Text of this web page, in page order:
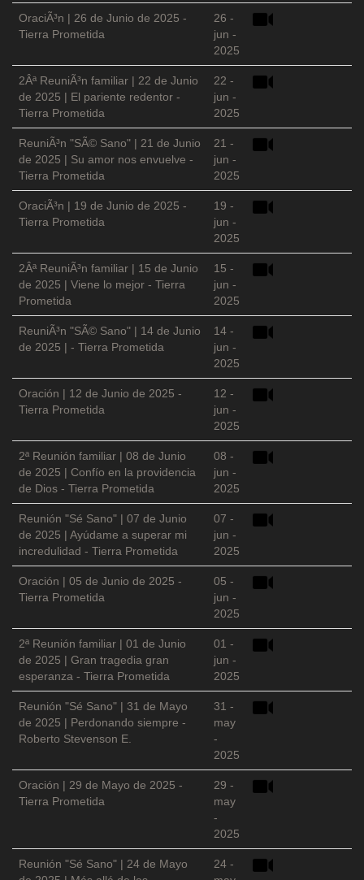
OraciÃ³n | 26 de Junio de 2025 -
Tierra Prometida
26 -
jun -
2025
2Âª ReuniÃ³n familiar | 22 de Junio
de 2025 | El pariente redentor -
Tierra Prometida
22 -
jun -
2025
ReuniÃ³n "SÃ© Sano" | 21 de Junio
de 2025 | Su amor nos envuelve -
Tierra Prometida
21 -
jun -
2025
OraciÃ³n | 19 de Junio de 2025 -
Tierra Prometida
19 -
jun -
2025
2Âª ReuniÃ³n familiar | 15 de Junio
de 2025 | Viene lo mejor - Tierra
Prometida
15 -
jun -
2025
ReuniÃ³n "SÃ© Sano" | 14 de Junio
de 2025 | - Tierra Prometida
14 -
jun -
2025
Oración | 12 de Junio de 2025 -
Tierra Prometida
12 -
jun -
2025
2ª Reunión familiar | 08 de Junio
de 2025 | Confío en la providencia
de Dios - Tierra Prometida
08 -
jun -
2025
Reunión "Sé Sano" | 07 de Junio
de 2025 | Ayúdame a superar mi
incredulidad - Tierra Prometida
07 -
jun -
2025
Oración | 05 de Junio de 2025 -
Tierra Prometida
05 -
jun -
2025
2ª Reunión familiar | 01 de Junio
de 2025 | Gran tragedia gran
esperanza - Tierra Prometida
01 -
jun -
2025
Reunión "Sé Sano" | 31 de Mayo
de 2025 | Perdonando siempre -
Roberto Stevenson E.
31 -
may
-
2025
Oración | 29 de Mayo de 2025 -
Tierra Prometida
29 -
may
-
2025
Reunión "Sé Sano" | 24 de Mayo
24 -